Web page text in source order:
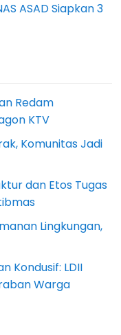
ASAD Siapkan 3
Redam
KTV
Komunitas Jadi
dan Etos Tugas
Lingkungan,
Kondusif: LDII
Warga